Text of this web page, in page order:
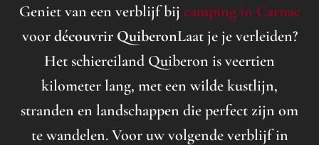
Geniet van een verblijf bij camping in Carnac
voordécouvrir QuiberonLaat je je verleiden?
Het schiereiland Quiberon is veertien
kilometer lang, met een wilde kustlijn,
stranden en landschappen die perfect zijn om
te wandelen. Voor uw volgende verblijf in